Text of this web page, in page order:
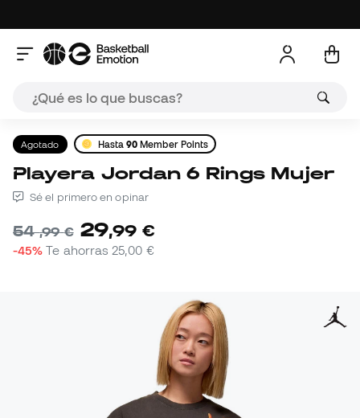
Agotado Hasta90 Member Points
Playera Jordan 6 Rings Mujer
Sé el primero en opinar
54,99 € 29,99 €
-45% Te ahorras 25,00 €